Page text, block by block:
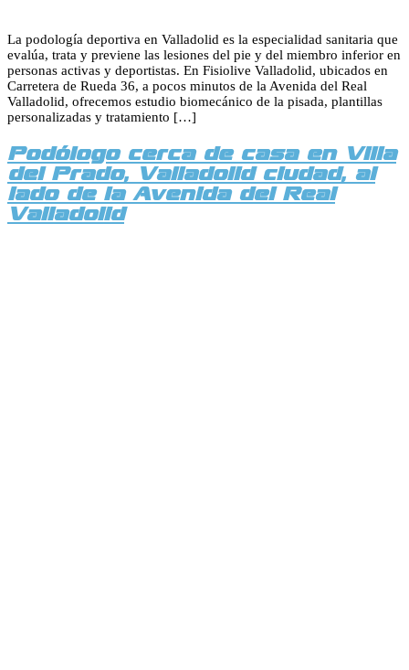
La podología deportiva en Valladolid es la especialidad sanitaria que
evalúa, trata y previene las lesiones del pie y del miembro inferior en
personas activas y deportistas. En Fisiolive Valladolid, ubicados en
Carretera de Rueda 36, a pocos minutos de la Avenida del Real
Valladolid, ofrecemos estudio biomecánico de la pisada, plantillas
personalizadas y tratamiento […]
Podólogo cerca de casa en Villa
del Prado, Valladolid ciudad, al
lado de la Avenida del Real
Valladolid